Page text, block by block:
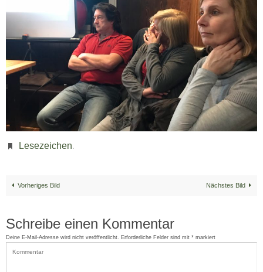
Lesezeichen.
Vorheriges Bild Nächstes Bild
Schreibe einen Kommentar
Deine E-Mail-Adresse wird nicht veröffentlicht. Erforderliche Felder sind mit * markiert